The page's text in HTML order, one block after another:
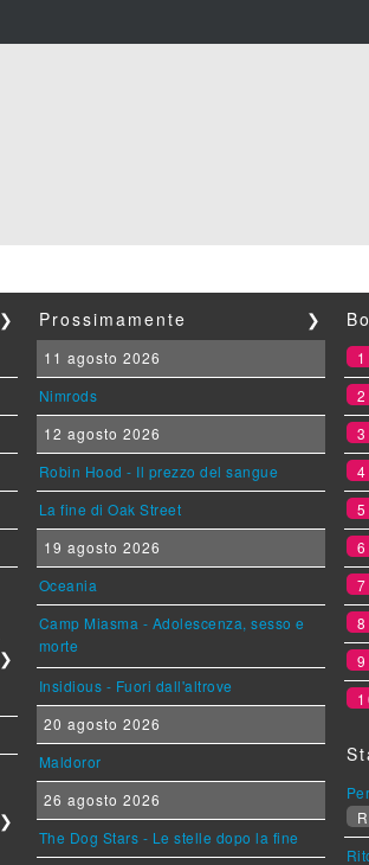
❯
❯
❯
Prossimamente ❯
11 agosto 2026
Nimrods
12 agosto 2026
Robin Hood - Il prezzo del sangue
La fine di Oak Street
19 agosto 2026
Oceania
Camp Miasma - Adolescenza, sesso e
morte
Insidious - Fuori dall'altrove
20 agosto 2026
Maldoror
26 agosto 2026
The Dog Stars - Le stelle dopo la fine
1
2
3
4
5
6
7
8
9